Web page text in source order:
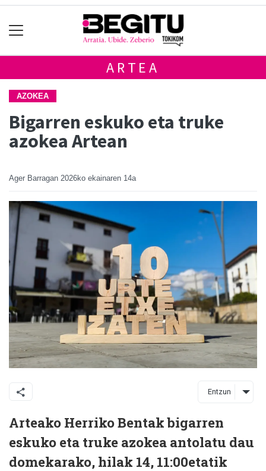
ARTEA
AZOKEA
Bigarren eskuko eta truke
azokea Artean
Ager Barragan 2026ko ekainaren 14a
Entzun
Arteako Herriko Bentak bigarren
eskuko eta truke azokea antolatu dau
domekarako, hilak 14, 11:00etatik